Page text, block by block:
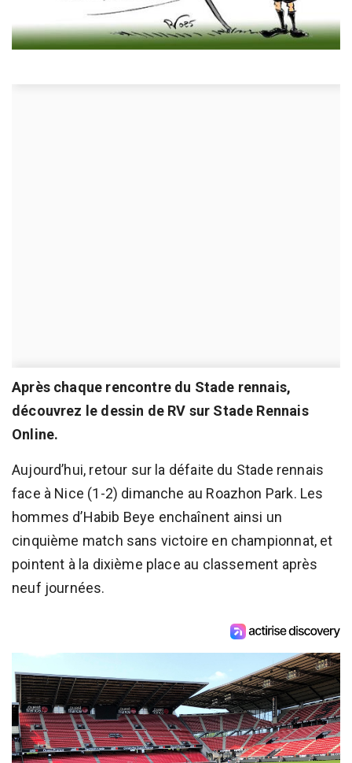
Après chaque rencontre du Stade rennais,
découvrez le dessin de RV sur Stade Rennais
Online.
Aujourd’hui, retour sur la défaite du Stade rennais
face à Nice (1-2) dimanche au Roazhon Park. Les
hommes d’Habib Beye enchaînent ainsi un
cinquième match sans victoire en championnat, et
pointent à la dixième place au classement après
neuf journées.